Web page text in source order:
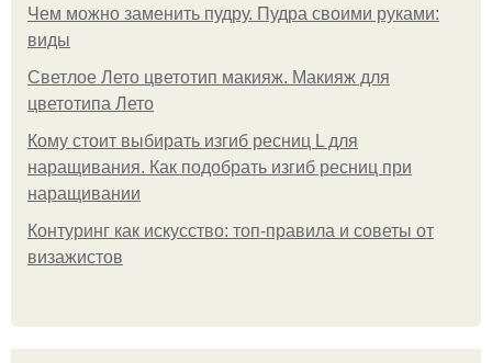
Чем можно заменить пудру. Пудра своими руками:
виды
Светлое Лето цветотип макияж. Макияж для
цветотипа Лето
Кому стоит выбирать изгиб ресниц L для
наращивания. Как подобрать изгиб ресниц при
наращивании
Контуринг как искусство: топ-правила и советы от
визажистов